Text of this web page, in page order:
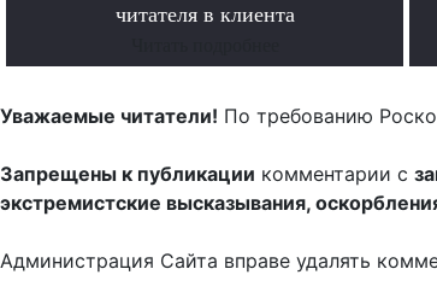
читателя в клиента
Уважаемые читатели! По требованию
Запрещены к публикации комментарии с
экстремистские высказывания,
Администрация Сайта вправе удалять